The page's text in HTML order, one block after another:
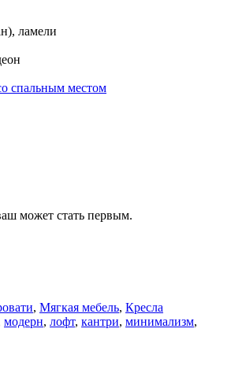
ламели
спальным местом
может стать первым.
, Мягкая мебель, Кресла
модерн, лофт, кантри, минимализм,